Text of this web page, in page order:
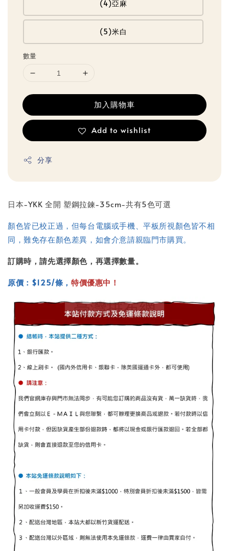
(4)亞麻
(5)米白
數量
加入購物車
Add to wishlist
分享
日本-YKK 全開 塑鋼拉鍊-35cm-共有5色可選
顏色皆已校正過，但每台電腦或手機、平板所視顏色皆不相
同，難免存在顏色差異，如會介意請親臨門市購買。
訂購時，請先選擇顏色，再選擇數量。
原價：$125/條， 特價優惠中！